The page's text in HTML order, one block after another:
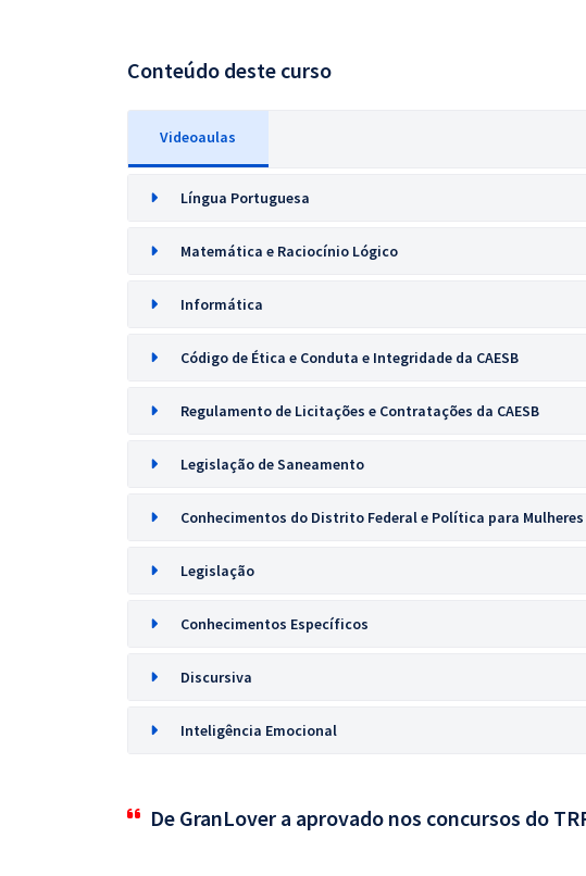
Conteúdo deste curso
Videoaulas
Língua Portuguesa
Matemática e Raciocínio Lógico
Informática
Código de Ética e Conduta e Integridade da CAESB
Regulamento de Licitações e Contratações da CAESB
Legislação de Saneamento
Conhecimentos do Distrito Federal e Política para Mulheres
Legislação
Conhecimentos Específicos
Discursiva
Inteligência Emocional
De GranLover a aprovado nos concursos do